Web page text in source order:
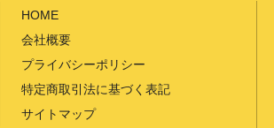
HOME
会社概要
プライバシーポリシー
特定商取引法に基づく表記
サイトマップ